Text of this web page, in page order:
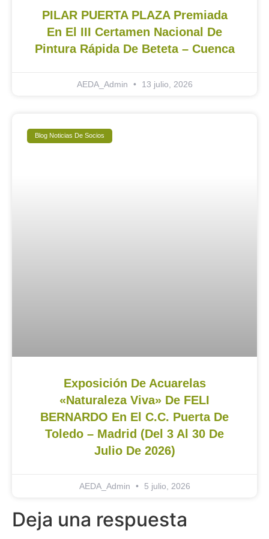
PILAR PUERTA PLAZA Premiada
En El III Certamen Nacional De
Pintura Rápida De Beteta – Cuenca
AEDA_Admin 13 julio, 2026
Blog Noticias De Socios
Exposición De Acuarelas
«Naturaleza Viva» De FELI
BERNARDO En El C.C. Puerta De
Toledo – Madrid (del 3 Al 30 De
Julio De 2026)
AEDA_Admin 5 julio, 2026
Deja una respuesta